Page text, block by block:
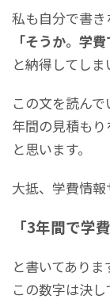
私も自分で書き
「そうか。学
と納得してしま
この文を読ん
年間の見積も
と思います。
大抵、学費情
「3年間で学
と書いてありま
この数字は決し